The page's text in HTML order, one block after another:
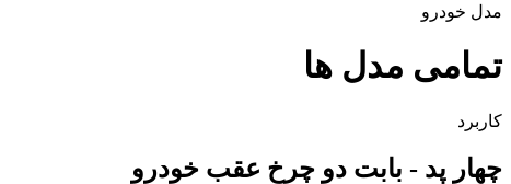
مدل خودرو
تمامی مدل ها
کاربرد
چهار پد - بابت دو چرخ عقب خودرو